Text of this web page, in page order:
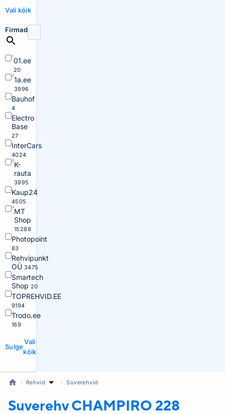
Vali kõik
Firmad
01.ee
20
1a.ee
3996
Bauhof
4
Electro
Base
27
InterCars
4024
K-
rauta
3995
Kaup24
4505
MT
Shop
15289
Photopoint
83
Rehvipunkt
OÜ 3475
Smartech
Shop 20
TOPREHVID.EE
9194
Trodo.ee
169
Sulge
Vali
kõik
Rehvid Suverehvid
SuverehvCHAMPIRO 228